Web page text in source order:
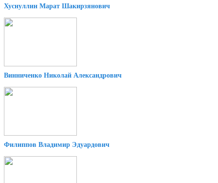
Хуснуллин Марат Шакирзянович
Винниченко Николай Александрович
Филиппов Владимир Эдуардович